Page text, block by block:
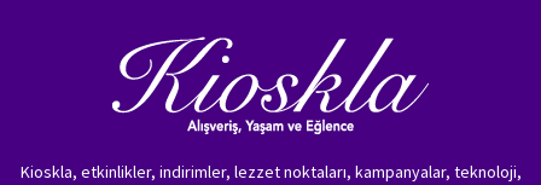
Kioskla, etkinlikler, indirimler, lezzet noktaları, kampanyalar, teknoloji,